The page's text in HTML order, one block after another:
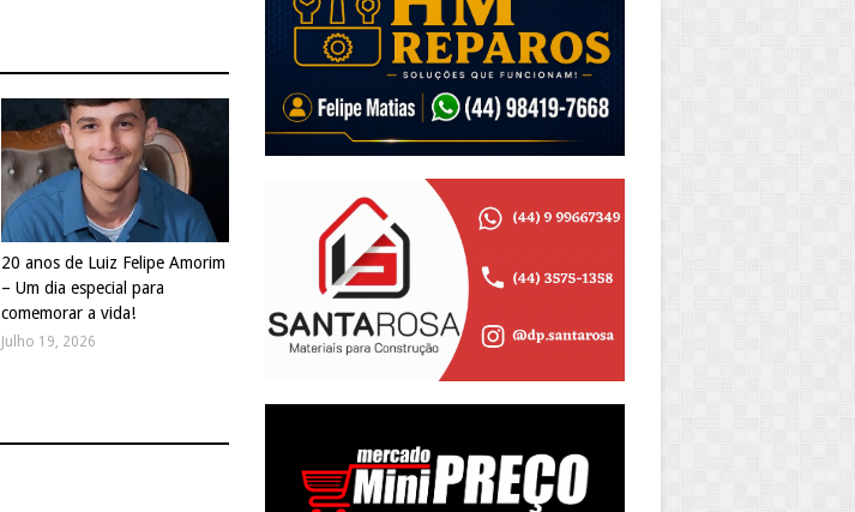
20 anos de Luiz Felipe Amorim
– Um dia especial para
comemorar a vida!
Julho 19, 2026